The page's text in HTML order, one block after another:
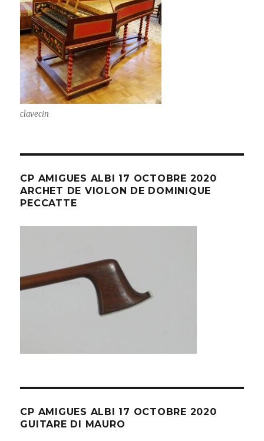
clavecin
CP AMIGUES ALBI 17 OCTOBRE 2020
ARCHET DE VIOLON DE DOMINIQUE
PECCATTE
CP AMIGUES ALBI 17 OCTOBRE 2020
GUITARE DI MAURO